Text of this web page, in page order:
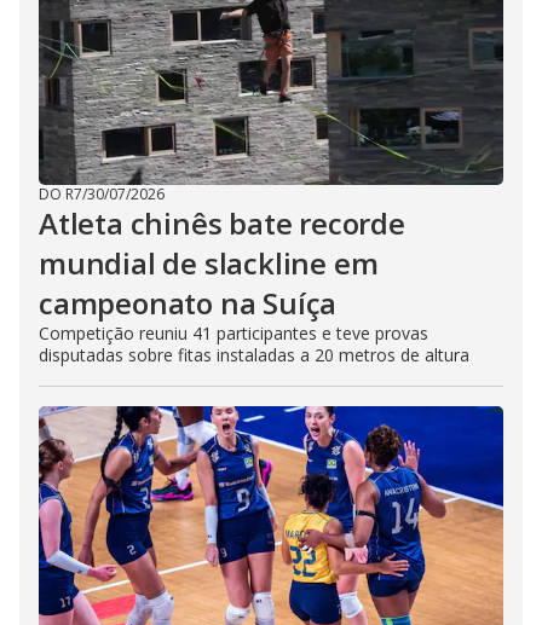
DO R7/30/07/2026
Atleta chinês bate recorde
mundial de slackline em
campeonato na Suíça
Competição reuniu 41 participantes e teve provas
disputadas sobre fitas instaladas a 20 metros de altura